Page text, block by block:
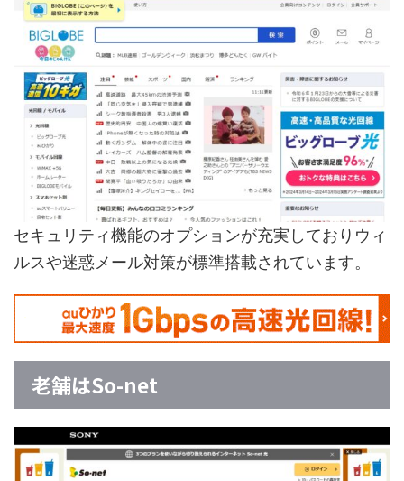
セキュリティ機能のオプションが充実しておりウィ
ルスや迷惑メール対策が標準搭載されています。
老舗はSo-net